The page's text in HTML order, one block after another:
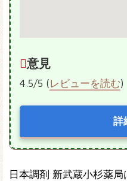
意見
4.5/5 (レビューを読む)
詳
日本調剤 新武蔵小杉薬